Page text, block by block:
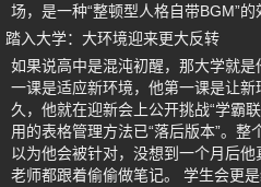
场，是一种“整顿型人格自带BGM”的
踏入大学：大环境迎来更大反转
如果说高中是混沌初醒，那大学就
一课是适应新环境，他第一课是让
久，他就在迎新会上公开挑战“学霸
用的表格管理方法已“落后版本”。
以为他会被针对，没想到一个月后
老师都跟着偷偷做笔记。 学生会更